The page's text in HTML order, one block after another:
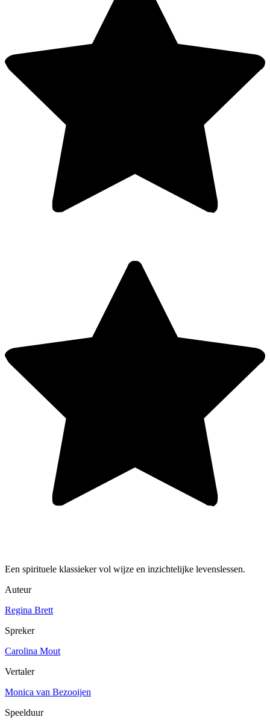
Een spirituele klassieker vol wijze en inzichtelijke levenslessen.
Auteur
Regina Brett
Spreker
Carolina Mout
Vertaler
Monica van Bezooijen
Speelduur